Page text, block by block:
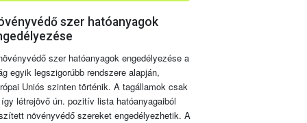
szer hatóanyagok
szer hatóanyagok engedélyezése a
egyik legszigorúbb rendszere alapján,
Uniós szinten történik. A tagállamok csak
létrejövő ún. pozitív lista hatóanyagaiból
növényvédő szereket engedélyezhetik. A